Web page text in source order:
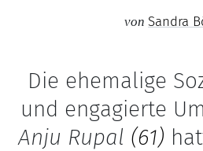
von Sandra
Die ehemalige
und engagierte
Anju Rupal (61)